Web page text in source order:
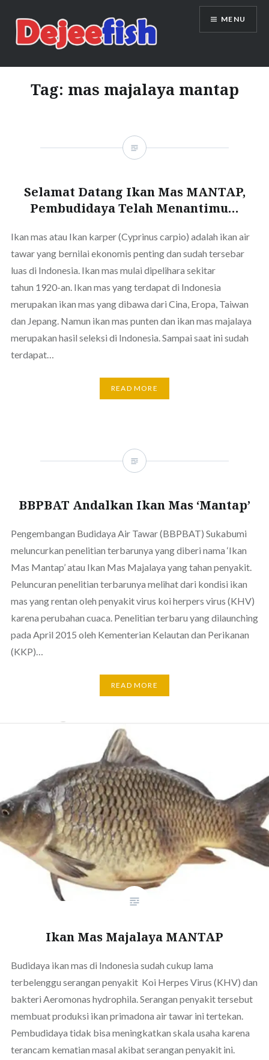
content
DEJEEFISH | PRODUSEN BENIH
IKAN BERKUALITAS INDONESIA
MENU
Tag: mas majalaya mantap
Selamat Datang Ikan Mas MANTAP,
Pembudidaya Telah Menantimu…
Ikan mas atau Ikan karper (Cyprinus carpio) adalah ikan air
tawar yang bernilai ekonomis penting dan sudah tersebar
luas di Indonesia. Ikan mas mulai dipelihara sekitar
tahun 1920-an. Ikan mas yang terdapat di Indonesia
merupakan ikan mas yang dibawa dari Cina, Eropa, Taiwan
dan Jepang. Namun ikan mas punten dan ikan mas majalaya
merupakan hasil seleksi di Indonesia. Sampai saat ini sudah
terdapat…
READ MORE
BBPBAT Andalkan Ikan Mas ‘Mantap’
Pengembangan Budidaya Air Tawar (BBPBAT) Sukabumi
meluncurkan penelitian terbarunya yang diberi nama ‘Ikan
Mas Mantap’ atau Ikan Mas Majalaya yang tahan penyakit.
Peluncuran penelitian terbarunya melihat dari kondisi ikan
mas yang rentan oleh penyakit virus koi herpers virus (KHV)
karena perubahan cuaca. Penelitian terbaru yang dilaunching
pada April 2015 oleh Kementerian Kelautan dan Perikanan
(KKP)…
READ MORE
Ikan Mas Majalaya MANTAP
Budidaya ikan mas di Indonesia sudah cukup lama
terbelenggu serangan penyakit Koi Herpes Virus (KHV) dan
bakteri Aeromonas hydrophila. Serangan penyakit tersebut
membuat produksi ikan primadona air tawar ini tertekan.
Pembudidaya tidak bisa meningkatkan skala usaha karena
terancam kematian masal akibat serangan penyakit ini.